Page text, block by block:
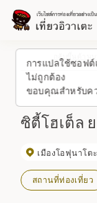
การแปลใช้ซอฟ
ไม่ถูกต้อง
ขอบคุณสำหรับค
กลับขึ้นด้านบน
ซิตี้โฮเต็ล
เมืองโอฟุนาโตะ
สถานที่ท่องเที่ยว